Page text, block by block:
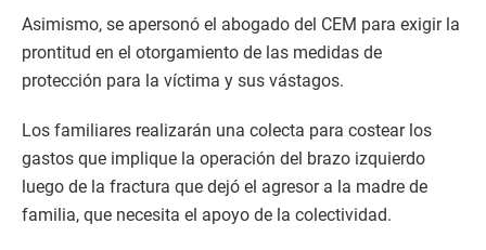
Asimismo, se apersonó el abogado del CEM para exigir la
prontitud en el otorgamiento de las medidas de
protección para la víctima y sus vástagos.
Los familiares realizarán una colecta para costear los
gastos que implique la operación del brazo izquierdo
luego de la fractura que dejó el agresor a la madre de
familia, que necesita el apoyo de la colectividad.